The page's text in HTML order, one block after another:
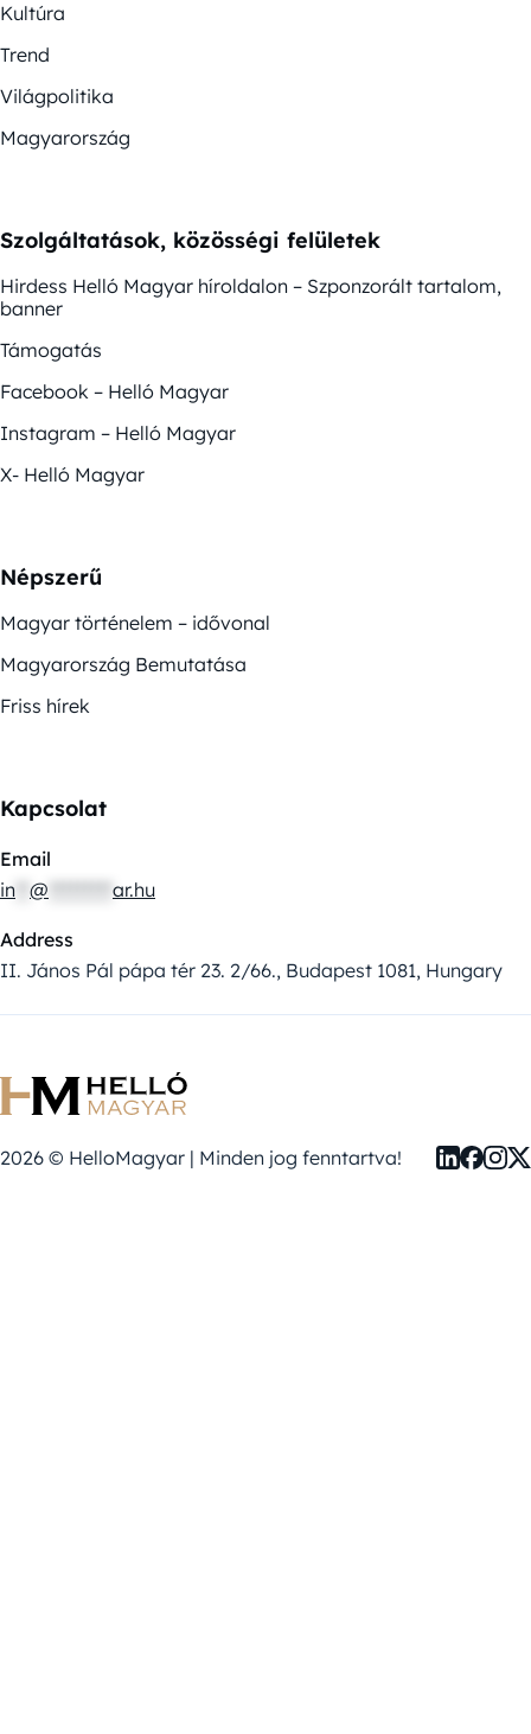
Kultúra
Trend
Világpolitika
Magyarország
Szolgáltatások, közösségi felületek
Hirdess Helló Magyar híroldalon – Szponzorált tartalom,
banner
Támogatás
Facebook – Helló Magyar
Instagram – Helló Magyar
X- Helló Magyar
Népszerű
Magyar történelem – idővonal
Magyarország Bemutatása
Friss hírek
Kapcsolat
Email
in @ ar.hu
Address
II. János Pál pápa tér 23. 2/66., Budapest 1081, Hungary
2026 © HelloMagyar | Minden jog fenntartva!